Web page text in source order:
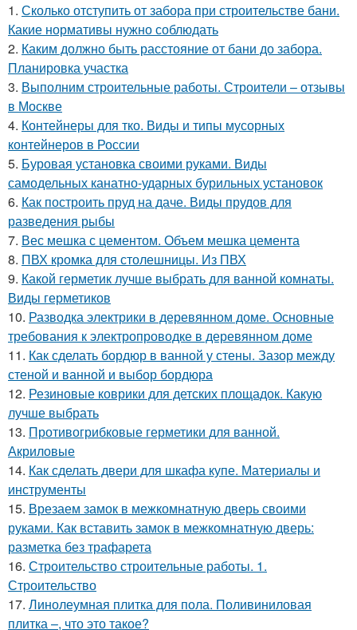
1. Сколько отступить от забора при строительстве бани.
Какие нормативы нужно соблюдать
2. Каким должно быть расстояние от бани до забора.
Планировка участка
3. Выполним строительные работы. Строители – отзывы
в Москве
4. Контейнеры для тко. Виды и типы мусорных
контейнеров в России
5. Буровая установка своими руками. Виды
самодельных канатно-ударных бурильных установок
6. Как построить пруд на даче. Виды прудов для
разведения рыбы
7. Вес мешка с цементом. Объем мешка цемента
8. ПВХ кромка для столешницы. Из ПВХ
9. Какой герметик лучше выбрать для ванной комнаты.
Виды герметиков
10. Разводка электрики в деревянном доме. Основные
требования к электропроводке в деревянном доме
11. Как сделать бордюр в ванной у стены. Зазор между
стеной и ванной и выбор бордюра
12. Резиновые коврики для детских площадок. Какую
лучше выбрать
13. Противогрибковые герметики для ванной.
Акриловые
14. Как сделать двери для шкафа купе. Материалы и
инструменты
15. Врезаем замок в межкомнатную дверь своими
руками. Как вставить замок в межкомнатную дверь:
разметка без трафарета
16. Строительство строительные работы. 1.
Строительство
17. Линолеумная плитка для пола. Поливиниловая
плитка –, что это такое?